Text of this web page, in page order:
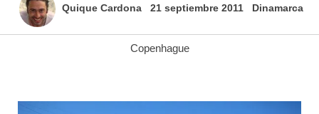
Quique Cardona 21 septiembre 2011 Dinamarca
Copenhague